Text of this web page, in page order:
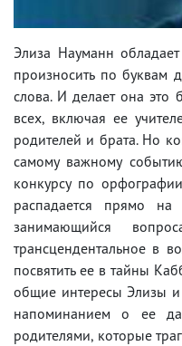
Элиза Науманн
произносить по
слова. И делает она это
всех, включая ее
родителей и брата. Но
самому важному
конкурсу по
распадается прямо
занимающийся
трансцендентальное в
посвятить ее в тайны
общие интересы Элизы
напоминанием о ее
родителями, которые